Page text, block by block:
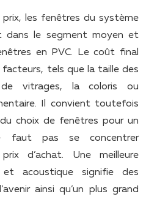
prix, les fenêtres du système
dans le segment moyen et
en PVC. Le coût final
tels que la taille des
vitrages, la coloris ou
Il convient toutefois
choix de fenêtres pour un
faut pas se concentrer
d’achat. Une meilleure
et acoustique signifie des
ainsi qu’un plus grand